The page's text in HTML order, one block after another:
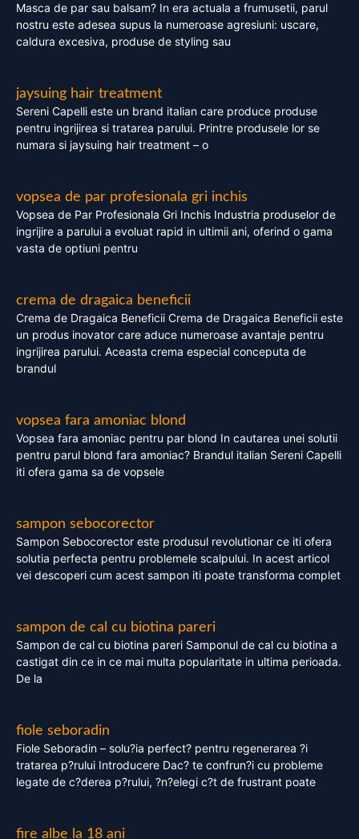
Masca de par sau balsam? In era actuala a frumusetii, parul
nostru este adesea supus la numeroase agresiuni: uscare,
caldura excesiva, produse de styling sau
jaysuing hair treatment
Sereni Capelli este un brand italian care produce produse
pentru ingrijirea si tratarea parului. Printre produsele lor se
numara si jaysuing hair treatment – o
vopsea de par profesionala gri inchis
Vopsea de Par Profesionala Gri Inchis Industria produselor de
ingrijire a parului a evoluat rapid in ultimii ani, oferind o gama
vasta de optiuni pentru
crema de dragaica beneficii
Crema de Dragaica Beneficii Crema de Dragaica Beneficii este
un produs inovator care aduce numeroase avantaje pentru
ingrijirea parului. Aceasta crema especial conceputa de
brandul
vopsea fara amoniac blond
Vopsea fara amoniac pentru par blond In cautarea unei solutii
pentru parul blond fara amoniac? Brandul italian Sereni Capelli
iti ofera gama sa de vopsele
sampon sebocorector
Sampon Sebocorector este produsul revolutionar ce iti ofera
solutia perfecta pentru problemele scalpului. In acest articol
vei descoperi cum acest sampon iti poate transforma complet
sampon de cal cu biotina pareri
Sampon de cal cu biotina pareri Samponul de cal cu biotina a
castigat din ce in ce mai multa popularitate in ultima perioada.
De la
fiole seboradin
Fiole Seboradin – solu?ia perfect? pentru regenerarea ?i
tratarea p?rului Introducere Dac? te confrun?i cu probleme
legate de c?derea p?rului, ?n?elegi c?t de frustrant poate
fire albe la 18 ani